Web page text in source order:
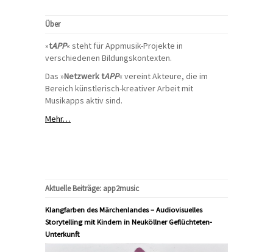
Über
»tAPP« steht für Appmusik-Projekte in
verschiedenen Bildungskontexten.
Das »Netzwerk tAPP« vereint Akteure, die im
Bereich künstlerisch-kreativer Arbeit mit
Musikapps aktiv sind.
Mehr…
Aktuelle Beiträge: app2music
Klangfarben des Märchenlandes – Audiovisuelles
Storytelling mit Kindern in Neuköllner Geflüchteten-
Unterkunft